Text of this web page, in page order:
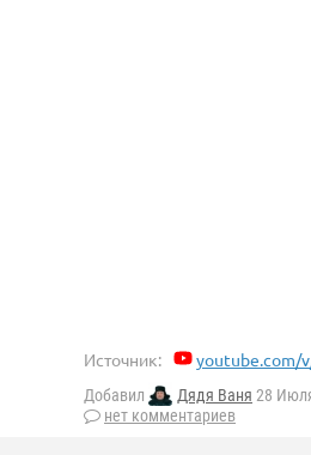
Источник: youtube.com/
Добавил Дядя Ваня 28
нет комментариев